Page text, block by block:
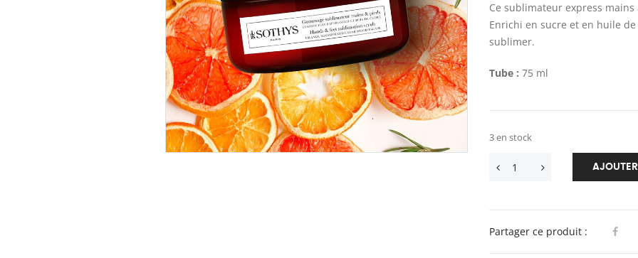
Ce sublimateur express
Enrichi en sucre et en huile
sublimer.
Tube : 75 ml
3 en stock
Partager ce produit :